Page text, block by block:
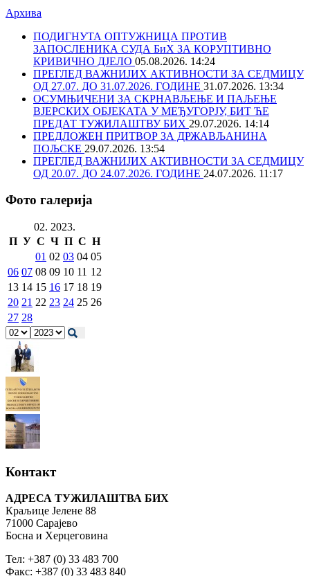
Архива
ПОДИГНУТА ОПТУЖНИЦА ПРОТИВ
ЗАПОСЛЕНИКА СУДА БиХ ЗА КОРУПТИВНО
КРИВИЧНО ДЈЕЛО 05.08.2026. 14:24
ПРЕГЛЕД ВАЖНИЈИХ АКТИВНОСТИ ЗА СЕДМИЦУ
ОД 27.07. ДО 31.07.2026. ГОДИНЕ 31.07.2026. 13:34
ОСУМЊИЧЕНИ ЗА СКРНАВЉЕЊЕ И ПАЉЕЊЕ
ВЈЕРСКИХ ОБЈЕКАТА У МЕЂУГОРЈУ, БИТ ЋЕ
ПРЕДАТ ТУЖИЛАШТВУ БИХ 29.07.2026. 14:14
ПРЕДЛОЖЕН ПРИТВОР ЗА ДРЖАВЉАНИНА
ПОЉСКЕ 29.07.2026. 13:54
ПРЕГЛЕД ВАЖНИЈИХ АКТИВНОСТИ ЗА СЕДМИЦУ
ОД 20.07. ДО 24.07.2026. ГОДИНЕ 24.07.2026. 11:17
Фото галерија
02. 2023.
П У С Ч П С Н
01 02 03 04 05
06 07 08 09 10 11 12
13 14 15 16 17 18 19
20 21 22 23 24 25 26
27 28
Контакт
АДРЕСА ТУЖИЛАШТВА БИХ
Краљице Јелене 88
71000 Сарајево
Босна и Херцеговина
Тел: +387 (0) 33 483 700
Факс: +387 (0) 33 483 840